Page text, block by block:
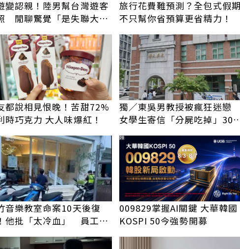
變認親！陸男幫台灣遊客
閒聊驚覺「是失聯大
旅行花費難預測？全包式假
不只幫你省預算更省精力！
都說相見恨晚！苦甜72%
時巧克力 大人味爆紅！
獨／東吳男教授被瘋狂迷
女學生寄信「分屍吃掉」30
音樂教室命案10天後復
他批「太冷血」 員工怒
閉上嘴
009829掌握AI關鍵 大華韓國
KOSPI 50今強勢開募
PR